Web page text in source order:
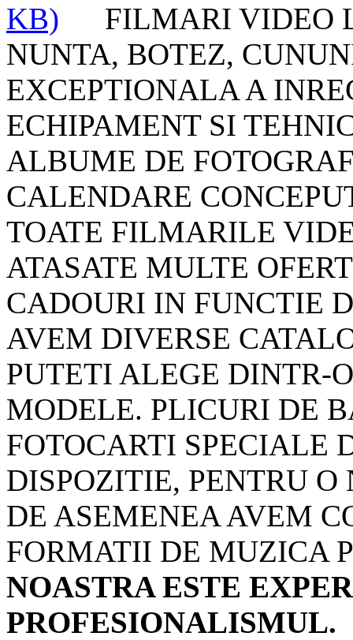
FILMARI VIDEO
NUNTA, BOTEZ,
EXCEPTIONALA A
ECHIPAMENT SI
ALBUME DE
CALENDARE
TOATE FILMARILE
ATASATE MULTE
CADOURI IN FUNCTIE
AVEM DIVERSE
PUTETI ALEGE DINTR-
MODELE. PLICURI DE
FOTOCARTI SPECIALE
DISPOZITIE, PENTRU
DE ASEMENEA AVEM
FORMATII DE MUZICA
NOASTRA ESTE
PROFESIONALISMUL.